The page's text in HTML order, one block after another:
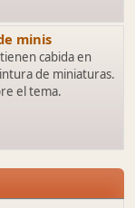
minis
cabida en
de miniaturas.
el tema.